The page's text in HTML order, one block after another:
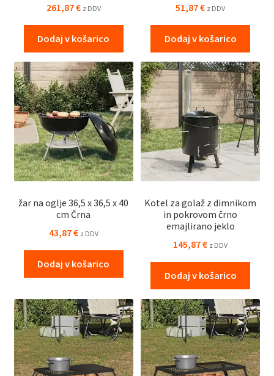
261,87€ z DDV
Dodaj v košarico
51,87€ z DDV
Dodaj v košarico
žar na oglje 36,5 x 36,5 x 40
cm Črna
43,87€ z DDV
Dodaj v košarico
Kotel za golaž z dimnikom
in pokrovom črno
emajlirano jeklo
145,87€ z DDV
Dodaj v košarico